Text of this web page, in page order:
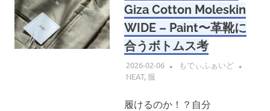
Giza Cotton Moleskin
WIDE – Paint〜革靴に
合うボトムス考
2026-02-06
もでぃふぁいど
NEAT, 服
履けるのか！？自分